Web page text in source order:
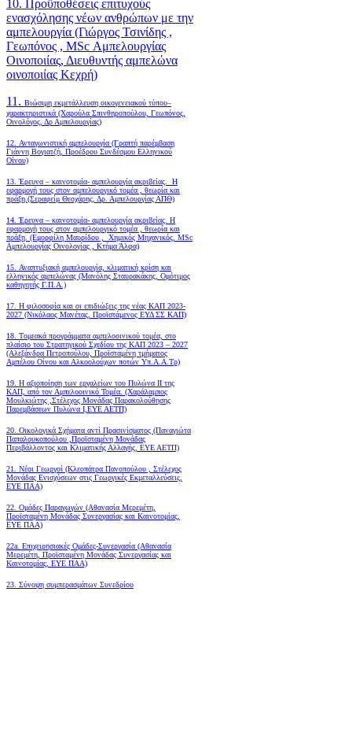
10. Προϋποθέσεις επιτυχούς
ενασχόλησης νέων ανθρώπων με την
αμπελουργία (Γιώργος Τσινίδης ,
Γεωπόνος , MSc Αμπελουργίας
Οινοποιίας, Διευθυντής αμπελώνα
οινοποιίας Κεχρή)
11. Βιώσιμη εκμετάλλευση οικογενειακού τύπου–
χαρακτηριστικά (Χαρούλα Σπινθηροπούλου, Γεωπόνος,
Οινολόγος, Δρ Αμπελουργίας)
12. Ανταγωνιστική αμπελουργία (Γραπτή παρέμβαση
Γιάννη Βογιατζή, Προέδρου Συνδέσμου Ελληνικού
Οίνου)
13. Έρευνα – καινοτομία- αμπελουργία ακριβείας. Η
εφαρμογή τους στον αμπελουργικό τομέα , θεωρία και
πράξη.(Σεραφείμ Θεοχάρης, Δρ. Αμπελουργίας ΑΠΘ)
14. Έρευνα – καινοτομία- αμπελουργία ακριβείας. Η
εφαρμογή τους στον αμπελουργικό τομέα , θεωρία και
πράξη. (Εμορφίλη Μαυρίδου , Χημικός Μηχανικός, MSc
Αμπελουργίας Οινολογίας , Κτήμα Άλφα)
15. Αναπτυξιακή αμπελουργία, κλιματική κρίση και
ελληνικός αμπελώνας (Μανόλης Σταυρακάκης, Ομότιμος
καθηγητής Γ.Π.Α.)
17. Η φιλοσοφία και οι επιδιώξεις της νέας ΚΑΠ 2023-
2027 (Νικόλαος Μανέτας, Προϊστάμενος ΕΥΔ ΣΣ ΚΑΠ)
18. Tομεακά προγράμματα αμπελοοινικού τομέα, στο
πλαίσιο του Στρατηγικού Σχεδίου της ΚΑΠ 2023 – 2027
(Αλεξάνδρα Πετροπούλου, Προϊσταμένη τμήματος
Αμπέλου Οίνου και Αλκοολούχων ποτών Υπ.Α.Α.Τρ)
19. Η αξιοποίηση των εργαλείων του Πυλώνα ΙΙ της
ΚΑΠ, από τον Αμπελοοινικό Τομέα. (Χαράλαμπος
Μουλκιώτης ,Στέλεχος Μονάδας Παρακολούθησης
Παρεμβάσεων Πυλώνα Ι,ΕΥΕ ΑΕΤΠ)
20. Οικολογικά Σχήματα αντί Πρασινίσματος (Παναγιώτα
Παπαλουκοπούλου ,Προϊσταμένη Μονάδας
Περιβάλλοντος και Κλιματικής Αλλαγής, ΕΥΕ ΑΕΤΠ)
21. Νέοι Γεωργοί (Κλεοπάτρα Πανοπούλου , Στέλεχος
Μονάδας Ενισχύσεων στις Γεωργικές Εκμεταλλεύσεις,
ΕΥΕ ΠΑΑ)
22. Ομάδες Παραγωγών (Αθανασία Μερεμέτη,
Προϊσταμένη Μονάδας Συνεργασίας και Καινοτομίας,
ΕΥΕ ΠΑΑ)
22a. Επιχειρησιακές Ομάδες-Συνεργασία (Αθανασία
Μερεμέτη, Προϊσταμένη Μονάδας Συνεργασίας και
Καινοτομίας, ΕΥΕ ΠΑΑ)
23. Σύνοψη συμπερασμάτων Συνεδρίου